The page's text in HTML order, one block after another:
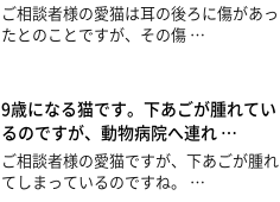
ご相談者様の愛猫は耳の後ろに傷があっ
たとのことですが、その傷 …
9歳になる猫です。下あごが腫れてい
るのですが、動物病院へ連れ …
ご相談者様の愛猫ですが、下あごが腫れ
てしまっているのですね。 …